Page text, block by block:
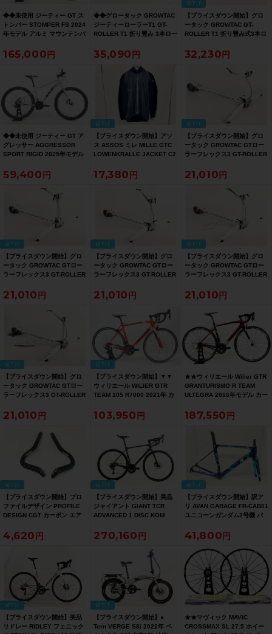
◆◆未使用 ジーティー GT ス
トンパー STOMPER FS 2024
年モデル アルミ マウンテンバ
速 キッズ ジュニア ユース
（サイクルパラダイス大阪よ
165,000
◆◆グロータック GROWTAC
ジーティーローラーT1 GT-
ROLLER T1 折り畳み 3本ロー
ラダイス大阪より配送）
35,090
値下げ
【プライスダウン開始】グロ
ータック GROWTAC GT-
ROLLER T1 折り畳み式3本ロ
レーナー【お買い得SALE】
32,230
◆◆未使用 ジーティー GT ア
グレッサー AGGRESSOR
SPORT RIGID 2025年モデル
Sサイズ SHIMANO
TOURNEY 3x7速（サイクル
パラダイス大阪より配送）
59,400
値下げ
【プライスダウン開始】アソ
ス ASSOS ミレ MILLE GTC
LOWENKRALLE JACKET C2
SALE】
17,380
値下げ
【プライスダウン開始】グロ
ータック GROWTAC GTロー
ラーフレックス3 GT-ROLLER
ローラー台 サイクルトレーナ
ー【お買い得SALE】
21,010
値下げ
【プライスダウン開始】グロ
ータック GROWTAC GTロー
ラーフレックス3 GT-ROLLER
ローラー台 サイクルトレーナ
ー【お買い得SALE】
21,010
値下げ
【プライスダウン開始】グロ
ータック GROWTAC GTロー
ラーフレックス3 GT-ROLLER
ローラー台 サイクルトレーナ
ー【お買い得SALE】
21,010
値下げ
【プライスダウン開始】グロ
ータック GROWTAC GTロー
ラーフレックス3 GT-ROLLER
ローラー台 サイクルトレーナ
ー【お買い得SALE】
21,010
値下げ
【プライスダウン開始】グロ
ータック GROWTAC GTロー
ラーフレックス3 GT-ROLLER
ローラー台 サイクルトレーナ
ー【お買い得SALE】
21,010
値下げ
【プライスダウン開始】▼▼
ウィリエール WILIER GTR
TEAM 105 R7000 2021年 カ
イズ 2×11速【お買い得
SALE】
103,950
★★ウィリエール Wilier GTR
GRANTURISMO R TEAM
ULTEGRA 2016年モデル カー
2×11速 ブラック（サイクルパ
ラダイス山口より配送)
187,550
値下げ
【プライスダウン開始】プロ
ファイルデザイン PROFILE
DESIGN CGT カーボン エア
BAR DHバー、TTハンドル カ
ーボン【お買い得SALE】
4,620
値下げ
【プライスダウン開始】美品
ジャイアント GIANT TCR
ADVANCED 1 DISC KOM
ードバイク Mサイズ ブラック
クロム【お買い得SALE】
270,160
値下げ
【プライスダウン開始】訳ア
リ AVAN GARAGE FR-CAB01
ユニコーンガンダム2号機 バ
ムセット 2018年 500サイズ
(M) カーボン 【お買い得
SALE】
41,800
値下げ
【プライスダウン開始】美品
リドレー RIDLEY フェニック
値下げ
【プライスダウン開始】●
Tern VERGE S8i 2022年 ベ
★★マヴィック MAVIC
CROSSMAX SL 27.5 ホイー